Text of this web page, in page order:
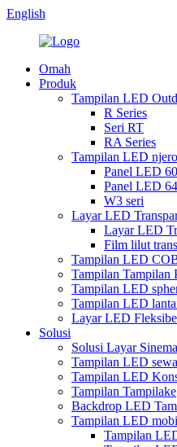
English
Omah
Produk
Tampilan LED
R Series
Seri RT
RA Series
Tampilan LED
Panel LED
Panel LED
W3 seri
Layar LED
Layar LED
Film lilut
Tampilan LED
Tampilan Tampilan
Tampilan LED
Tampilan LED
Layar LED
Solusi
Solusi Layar Sinema
Tampilan LED sewa
Tampilan LED
Tampilan Tampilake
Backdrop LED
Tampilan LED
Tampilan